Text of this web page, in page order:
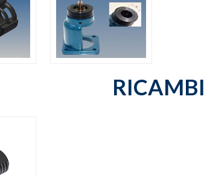
RICAMBI